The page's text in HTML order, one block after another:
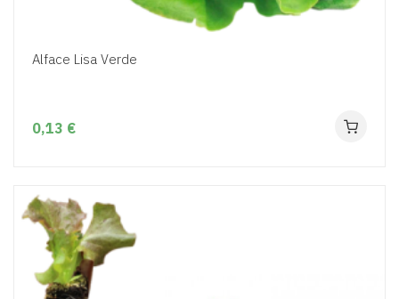
Alface Lisa Verde
0,13 €